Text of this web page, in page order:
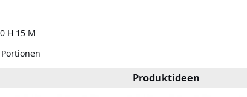
H 15 M
Produktideen